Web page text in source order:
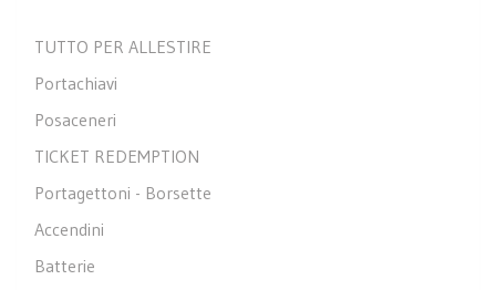
TUTTO PER ALLESTIRE
Portachiavi
Posaceneri
TICKET REDEMPTION
Portagettoni - Borsette
Accendini
Batterie